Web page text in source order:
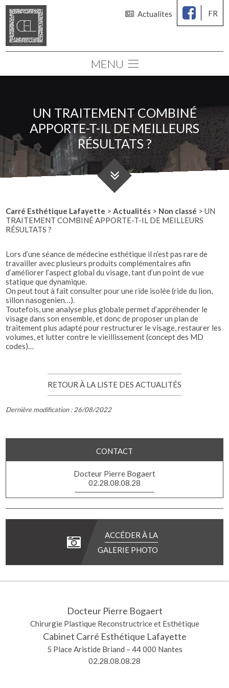
Actualites FR
MENU
Chirurgie esthétique
Médecine esthétique
Consultations
Simulation 3D
UN TRAITEMENT COMBINÉ
APPORTE-T-IL DE MEILLEURS
RÉSULTATS ?
Carré Esthétique Lafayette >Actualités > Non classé >UN
TRAITEMENT COMBINÉ APPORTE-T-IL DE MEILLEURS
RÉSULTATS ?
Lors d’une séance de médecine esthétique il n’est pas rare de
travailler avec plusieurs produits complémentaires afin
d’améliorer l’aspect global du visage, tant d’un point de vue
statique que dynamique.
On peut tout à fait consulter pour une ride isolée (ride du lion,
sillon nasogenien…).
Toutefois, une analyse plus globale permet d’appréhender le
visage dans son ensemble, et donc de proposer un plan de
traitement plus adapté pour restructurer le visage, restaurer les
volumes, et lutter contre le vieillissement (concept des MD
codes)…
RETOUR À LA LISTE DES ACTUALITÉS
Dernière modification : 26/08/2022
CONTACT
Docteur Pierre Bogaert
02.28.08.08.28
ACCÉDER À LA
GALERIE PHOTO
Docteur Pierre Bogaert
Chirurgie Plastique Reconstructrice et Esthétique
Cabinet Carré Esthétique Lafayette
5 Place Aristide Briand – 44 000 Nantes
02.28.08.08.28